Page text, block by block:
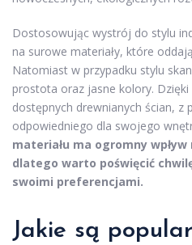
Dostosowując wystrój do stylu
na surowe materiały, które
Natomiast w przypadku stylu
prostota oraz jasne kolory.
dostępnych drewnianych ścian, z
odpowiedniego dla swojego
materiału ma ogromny
dlatego warto poświęcić
swoimi preferencjami.
Jakie są